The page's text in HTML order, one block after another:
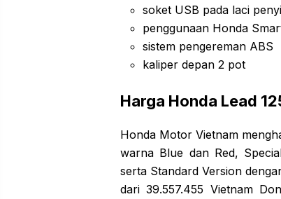
soket USB pada laci
penggunaan Honda
sistem pengereman ABS
kaliper depan 2 pot
Harga Honda Lead
Honda Motor Vietnam
warna Blue dan Red,
serta Standard Version
dari 39.557.455 Vietnam